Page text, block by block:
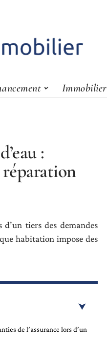
Immobilier
:
tiers des demandes
habitation impose des
de l’assurance lors d’un